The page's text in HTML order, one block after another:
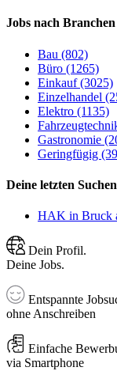
Jobs nach Branchen
Bau (802)
Büro (1265)
Einkauf (3025)
Einzelhandel
Elektro (1135)
Gastronomie
Geringfügig
Deine letzten Suchen
HAK in Bruck
Dein Profil.
Deine Jobs.
Entspannte
ohne Anschreiben
Einfache
via Smartphone